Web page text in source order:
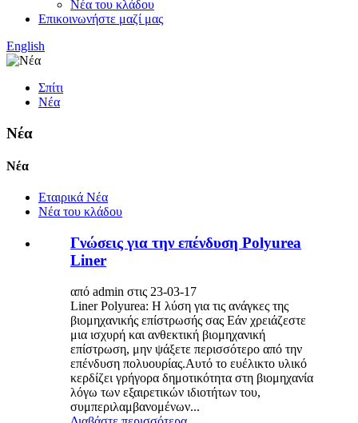
Νέα του κλάδου
Επικοινωνήστε μαζί μας
English
Σπίτι
Νέα
Νέα
Νέα
Εταιρικά Νέα
Νέα του κλάδου
Γνώσεις για την επένδυση Polyurea
Liner
από admin στις 23-03-17
Liner Polyurea: Η λύση για τις ανάγκες της
βιομηχανικής επίστρωσής σας Εάν χρειάζεστε
μια ισχυρή και ανθεκτική βιομηχανική
επίστρωση, μην ψάξετε περισσότερο από την
επένδυση πολυουρίας.Αυτό το ευέλικτο υλικό
κερδίζει γρήγορα δημοτικότητα στη βιομηχανία
λόγω των εξαιρετικών ιδιοτήτων του,
συμπεριλαμβανομένων...